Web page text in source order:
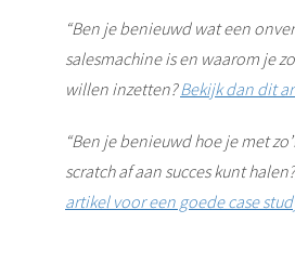
“Ben je benieuwd wat een
salesmachine is en waarom je
willen inzetten?Bekijk dan dit
“Ben je benieuwd hoe je met
scratch af aan succes kunt halen?
artikel voor een goede case